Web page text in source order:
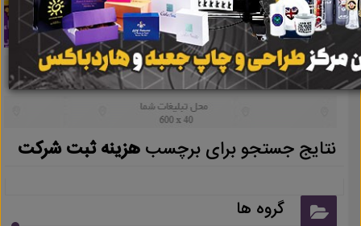
نتایج جستجو برای برچسبهزینه ثبت شرکت
گروه ها